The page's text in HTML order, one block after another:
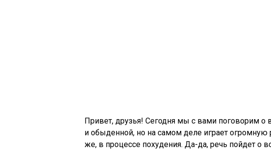
Привет, друзья! Сегодня мы с вами поговорим о
и обыденной, но на самом деле играет
же, в процессе похудения. Да-да, речь пойдет о